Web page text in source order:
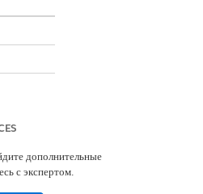
дополнительные
с экспертом.